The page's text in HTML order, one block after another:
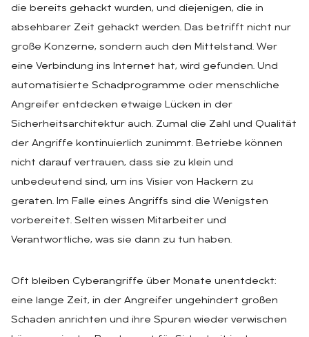
die bereits gehackt wurden, und diejenigen, die in
absehbarer Zeit gehackt werden. Das betrifft nicht nur
große Konzerne, sondern auch den Mittelstand. Wer
eine Verbindung ins Internet hat, wird gefunden. Und
automatisierte Schadprogramme oder menschliche
Angreifer entdecken etwaige Lücken in der
Sicherheitsarchitektur auch. Zumal die Zahl und Qualität
der Angriffe kontinuierlich zunimmt. Betriebe können
nicht darauf vertrauen, dass sie zu klein und
unbedeutend sind, um ins Visier von Hackern zu
geraten. Im Falle eines Angriffs sind die Wenigsten
vorbereitet. Selten wissen Mitarbeiter und
Verantwortliche, was sie dann zu tun haben.
Oft bleiben Cyberangriffe über Monate unentdeckt:
eine lange Zeit, in der Angreifer ungehindert großen
Schaden anrichten und ihre Spuren wieder verwischen